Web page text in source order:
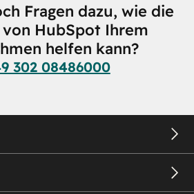
Fragen dazu, wie die
HubSpot Ihrem
helfen kann?
302 08486000